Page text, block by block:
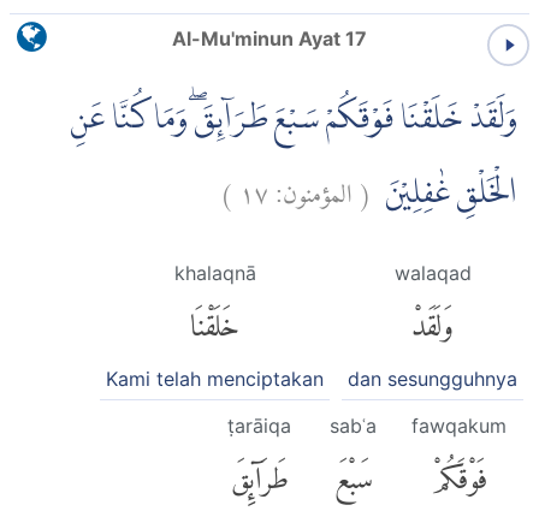
Al-Mu'minun Ayat 17
وَلَقَدْ خَلَقْنَا فَوْقَكُمْ سَبْعَ طَرَاۤىِٕقَۖ وَمَا كُنَّا عَنِ
الْخَلْقِ غٰفِلِيْنَ (المؤمنون:١٧ )
walaqad
وَلَقَدْ
dan sesungguhnya
khalaqnā
خَلَقْنَا
Kami telah menciptakan
fawqakum
فَوْقَكُمْ
sabʿa
سَبْعَ
ṭarāiqa
طَرَآئِقَ